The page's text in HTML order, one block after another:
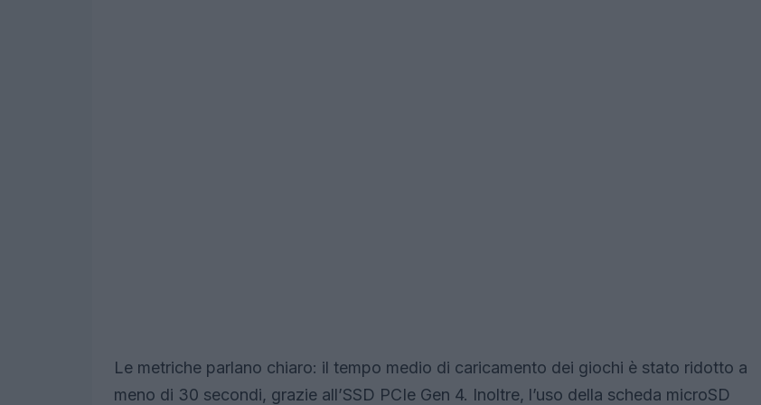
Le metriche parlano chiaro: il tempo medio di caricamento dei giochi è stato ridotto a
meno di 30 secondi, grazie all’SSD PCIe Gen 4. Inoltre, l’uso della scheda microSD